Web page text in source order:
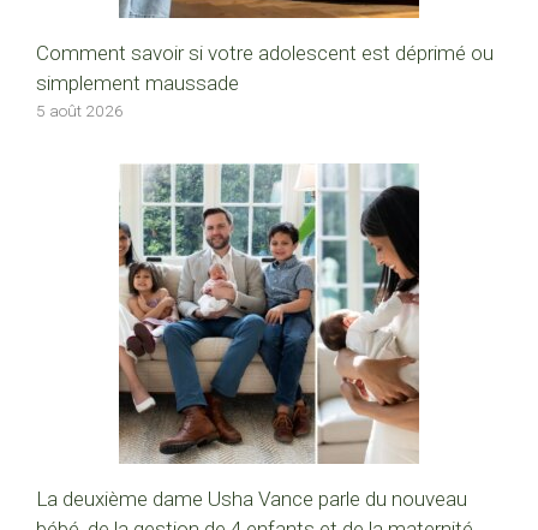
Comment savoir si votre adolescent est déprimé ou
simplement maussade
5 août 2026
La deuxième dame Usha Vance parle du nouveau